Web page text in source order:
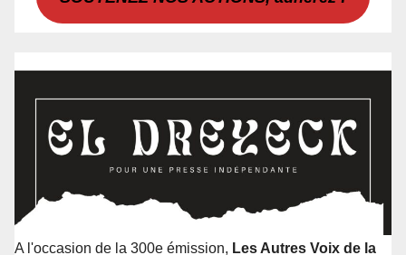
A l'occasion de la 300e émission, Les Autres Voix de la